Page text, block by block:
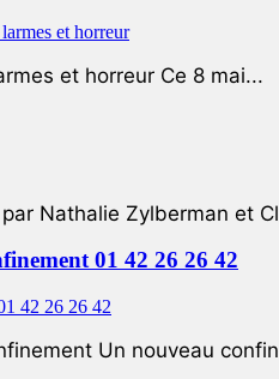
et horreur Ce 8 mai...
Nathalie Zylberman et
01 42 26 26 42
Un nouveau